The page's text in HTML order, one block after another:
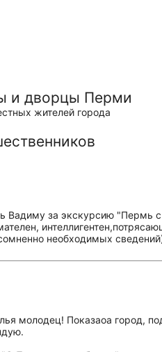
и дворцы Перми
жителей города
Вадиму за экскурсию "Пермь
необходимых
известны рядовому
они невероятны
К ПРОСМОТРУ И
продолжать
за рекомендацию
галерее,но я там
она производит.Как
молодец! Показаоа город,